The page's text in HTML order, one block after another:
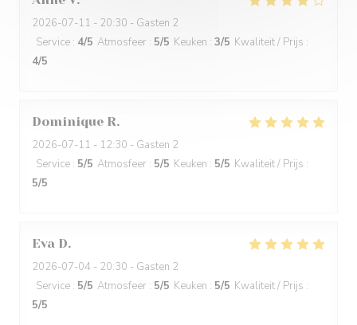
2026-07-11 - 20:30 - Gasten 2
Service : 4/5 Atmosfeer : 5/5 Keuken : 3/5 Kwaliteit / Prijs :
4/5
Dominique R
2026-07-11 - 12:30 - Gasten 2
Service : 5/5 Atmosfeer : 5/5 Keuken : 5/5 Kwaliteit / Prijs :
5/5
Eva D
2026-07-04 - 20:30 - Gasten 2
Service : 5/5 Atmosfeer : 5/5 Keuken : 5/5 Kwaliteit / Prijs :
5/5